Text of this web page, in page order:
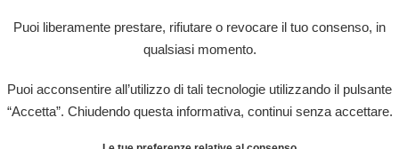
Puoi liberamente prestare, rifiutare o revocare il tuo consenso, in
qualsiasi momento.
Puoi acconsentire all’utilizzo di tali tecnologie utilizzando il pulsante
“Accetta”. Chiudendo questa informativa, continui senza accettare.